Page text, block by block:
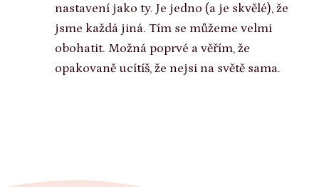
nastavení jako ty. Je jedno (a je skvělé), že
jsme každá jiná. Tím se můžeme velmi
obohatit. Možná poprvé a věřím, že
opakovaně ucítíš, že nejsi na světě sama.